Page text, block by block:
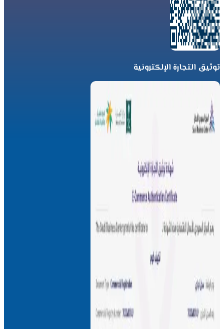
توثيق التجارة الإلكترونية